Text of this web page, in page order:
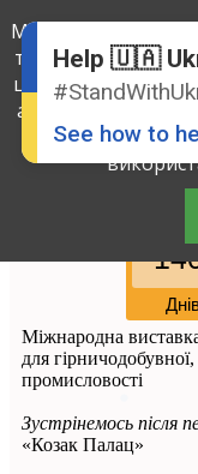
Ukrainian
-
Міжнародна
для гірничодобувної,
промисловості
Зустрінемось після
«Козак Палац»
Help 🇺🇦
See how to
Donate
Support Ukraine
Share this
Ми
третіх осіб, щоб
цьому сайті і
аналізуючи вашу